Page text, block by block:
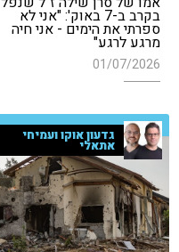
בקרב ב-7 באוק': "אני לא
ספרתי את הימים - אני חיה
מרגע לרגע"
01/07/2026
גדעון אוקו ועמיחי
אתאלי